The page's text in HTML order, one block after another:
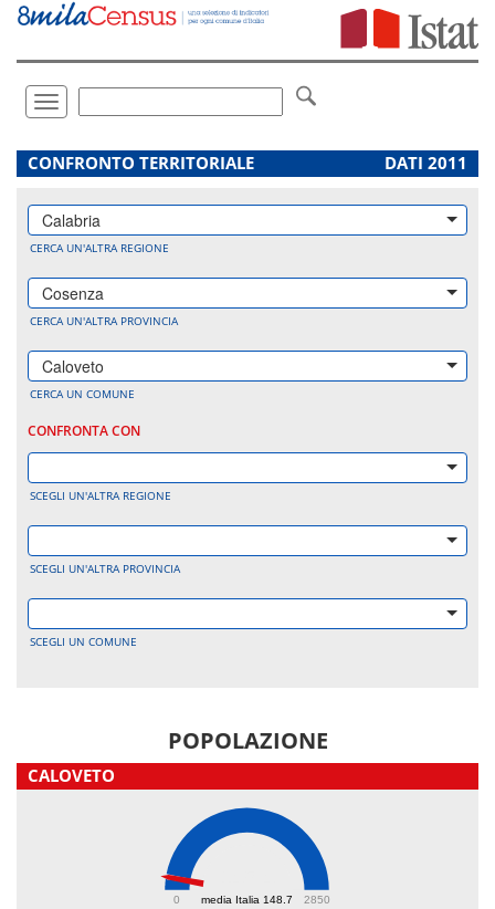
Vai
direttamente
Toggle
navigation
.
CONFRONTO TERRITORIALE DATI 2011
Calabria
CERCA UN'ALTRA REGIONE
Cosenza
CERCA UN'ALTRA PROVINCIA
Caloveto
CERCA UN COMUNE
CONFRONTA CON
SCEGLI UN'ALTRA REGIONE
SCEGLI UN'ALTRA PROVINCIA
SCEGLI UN COMUNE
POPOLAZIONE
CALOVETO
media Italia 148.7
0 2850